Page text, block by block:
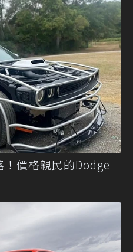
價格親民的Dodge